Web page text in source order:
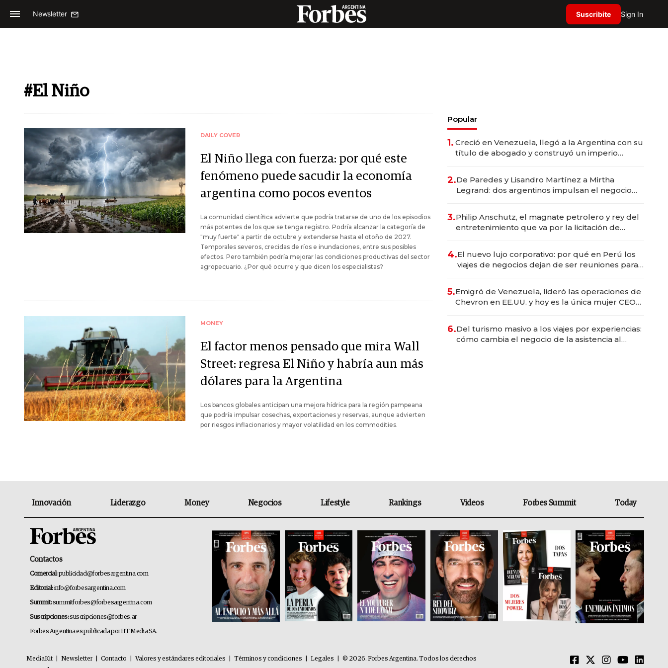
Newsletter Suscribite Sign In
#El Niño
DAILY COVER
El Niño llega con fuerza: por qué este
fenómeno puede sacudir la economía
argentina como pocos eventos
La comunidad científica advierte que podría tratarse de uno de los episodios
más potentes de los que se tenga registro. Podría alcanzar la categoría de
"muy fuerte" a partir de octubre y extenderse hasta el otoño de 2027.
Temporales severos, crecidas de ríos e inundaciones, entre sus posibles
efectos. Pero también podría mejorar las condiciones productivas del sector
agropecuario. ¿Por qué ocurre y que dicen los especialistas?
MONEY
El factor menos pensado que mira Wall
Street: regresa El Niño y habría aun más
dólares para la Argentina
Los bancos globales anticipan una mejora hídrica para la región pampeana
que podría impulsar cosechas, exportaciones y reservas, aunque advierten
por riesgos inflacionarios y mayor volatilidad en los commodities.
Popular
1. Creció en Venezuela, llegó a la Argentina con su
título de abogado y construyó un imperio
2.De Paredes y Lisandro Martínez a Mirtha
Legrand: dos argentinos impulsan el negocio
3.Philip Anschutz, el magnate petrolero y rey del
entretenimiento que va por la licitación de
4.El nuevo lujo corporativo: por qué en Perú los
viajes de negocios dejan de ser reuniones para
5.Emigró de Venezuela, lideró las operaciones de
Chevron en EE.UU. y hoy es la única mujer CEO
6.Del turismo masivo a los viajes por experiencias:
cómo cambia el negocio de la asistencia al
Innovación Liderazgo Money Negocios Lifestyle Rankings Videos Forbes Summit Today
Contactos
Comercial:publicidad@forbesargentina.com
Editorial:info@forbesargentina.com
Summit:summitforbes@forbesargentina.com
Suscripciones:suscripciones@forbes.ar
Forbes Argentina es publicada por HT Media SA.
MediaKit Newsletter Contacto Valores y estándares editoriales Términos y condiciones Legales
© 2026. Forbes Argentina. Todos los derechos